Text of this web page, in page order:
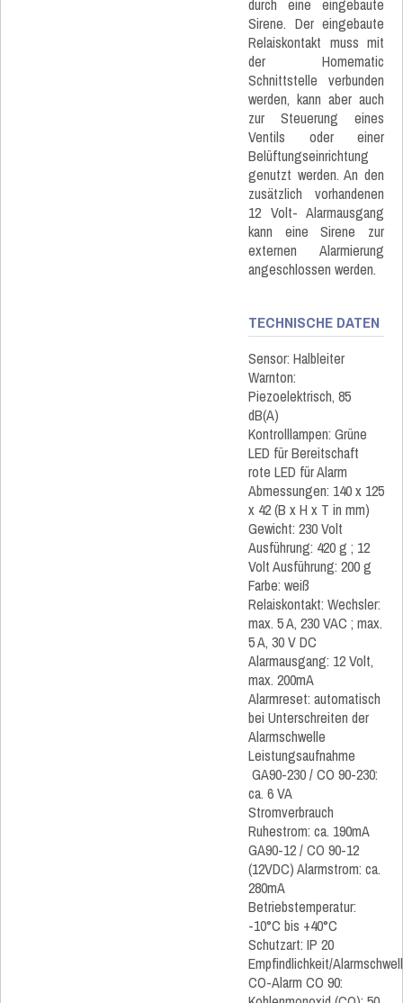
durch eine eingebaute
Sirene. Der eingebaute
Relaiskontakt muss mit
der Homematic
Schnittstelle verbunden
werden, kann aber auch
zur Steuerung eines
Ventils oder einer
Belüftungseinrichtung
genutzt werden. An den
zusätzlich vorhandenen
12 Volt- Alarmausgang
kann eine Sirene zur
externen Alarmierung
angeschlossen werden.
TECHNISCHE DATEN
Sensor: Halbleiter
Warnton:
Piezoelektrisch, 85
dB(A)
Kontrolllampen: Grüne
LED für Bereitschaft
rote LED für Alarm
Abmessungen: 140 x 125
x 42 (B x H x T in mm)
Gewicht: 230 Volt
Ausführung: 420 g ; 12
Volt Ausführung: 200 g
Farbe: weiß
Relaiskontakt: Wechsler:
max. 5 A, 230 VAC ; max.
5 A, 30 V DC
Alarmausgang: 12 Volt,
max. 200mA
Alarmreset: automatisch
bei Unterschreiten der
Alarmschwelle
Leistungsaufnahme
GA90-230 / CO 90-230:
ca. 6 VA
Stromverbrauch
Ruhestrom: ca. 190mA
GA90-12 / CO 90-12
(12VDC) Alarmstrom: ca.
280mA
Betriebstemperatur:
-10°C bis +40°C
Schutzart: IP 20
Empfindlichkeit/
CO-Alarm CO 90: